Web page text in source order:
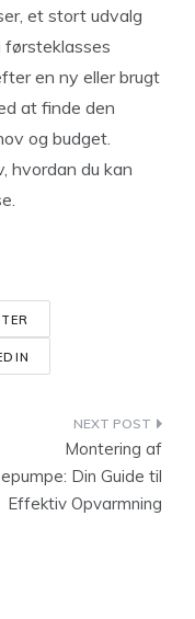
et stort udvalg
førsteklasses
en ny eller brugt
at finde den
og budget.
hvordan du kan
Montering af
Din Guide til
Effektiv Opvarmning